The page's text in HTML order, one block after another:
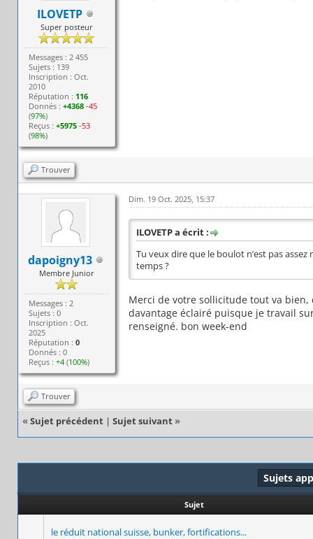
ILOVETP
Super posteur
Messages : 2 455
Sujets : 139
Inscription : Oct.
2010
Réputation : 116
Donnés :+4368 -45
(97%)
Reçus :+5975 -53
(98%)
Trouver
dapoigny13
Membre Junior
Messages : 2
Sujets : 0
Inscription : Oct.
2025
Réputation :0
Donnés : 0
Reçus :+4 (100%)
Dim. 19 Oct. 2025, 15:37
ILOVETP a écrit :
Tu veux dire que le boulot n’est pas
temps ?
Merci de votre sollicitude tout va
davantage éclairé puisque je travail
renseigné. bon week-end
Trouver
« Sujet précédent | Sujet suivant »
Sujets
Sujet
le réduit national suisse, bunker, fortifications...